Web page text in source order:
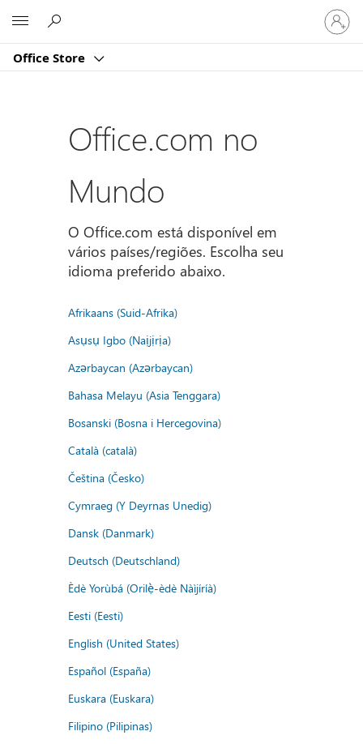
Office Store
Entre
em
sua
Office.com no
Mundo
O Office.com está disponível em
vários países/regiões. Escolha seu
idioma preferido abaixo.
Afrikaans (Suid-Afrika)
Asụsụ Igbo (Naịjịrịa)
Azərbaycan (Azərbaycan)
Bahasa Melayu (Asia Tenggara)
Bosanski (Bosna i Hercegovina)
Català (català)
Čeština (Česko)
Cymraeg (Y Deyrnas Unedig)
Dansk (Danmark)
Deutsch (Deutschland)
Èdè Yorùbá (Orilẹ̀-èdè Nàìjíríà)
Eesti (Eesti)
English (United States)
Español (España)
Euskara (Euskara)
Filipino (Pilipinas)